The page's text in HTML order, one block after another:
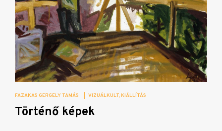
FAZAKAS GERGELY TAMÁS VIZUÁLKULT KIÁLLÍTÁS
Történő képek